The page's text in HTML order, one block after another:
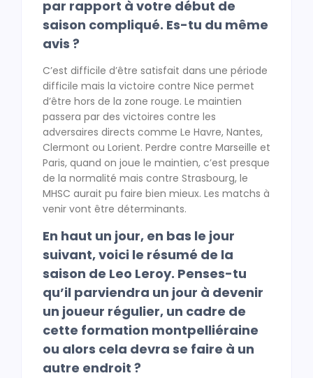
par rapport à votre début de
saison compliqué. Es-tu du même
avis ?
C’est difficile d’être satisfait dans une période
difficile mais la victoire contre Nice permet
d’être hors de la zone rouge. Le maintien
passera par des victoires contre les
adversaires directs comme Le Havre, Nantes,
Clermont ou Lorient. Perdre contre Marseille et
Paris, quand on joue le maintien, c’est presque
de la normalité mais contre Strasbourg, le
MHSC aurait pu faire bien mieux. Les matchs à
venir vont être déterminants.
En haut un jour, en bas le jour
suivant, voici le résumé de la
saison de Leo Leroy. Penses-tu
qu’il parviendra un jour à devenir
un joueur régulier, un cadre de
cette formation montpelliéraine
ou alors cela devra se faire à un
autre endroit ?